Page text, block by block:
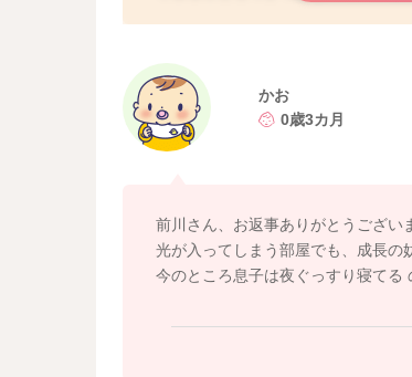
ました。私はこのままの環境でも赤
っと気を配ることができるやさしい
ご相談くださりありがとうございま
かお
0歳3カ月
前川さん、お返事ありがとうござい
光が入ってしまう部屋でも、成長の
今のところ息子は夜ぐっすり寝てる